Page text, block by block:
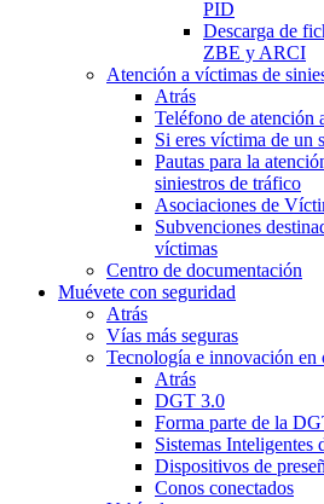
PID
Descarga de
ZBE y ARCI
Atención a víctimas de
Atrás
Teléfono de atención
Si eres víctima de un
Pautas para la
siniestros de tráfico
Asociaciones de
Subvenciones
víctimas
Centro de documentación
Muévete con seguridad
Atrás
Vías más seguras
Tecnología e innovación en
Atrás
DGT 3.0
Forma parte de la
Sistemas Inteligentes
Dispositivos de
Conos conectados